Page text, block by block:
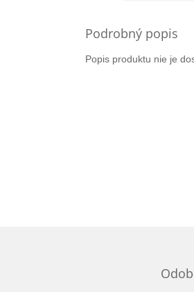
Podrobný popis
Popis produktu nie je